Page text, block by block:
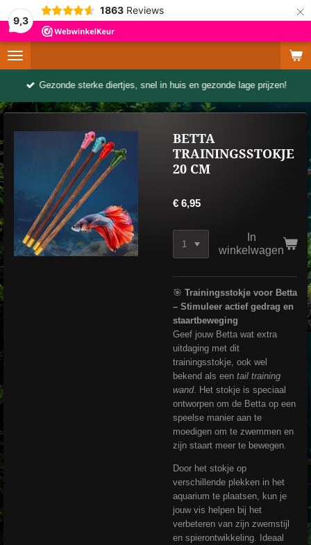
9,3
1863 Reviews ×
Gezonde sterke diertjes, snel in huis en gezonde lage prijzen!
BETTA
TRAININGSSTOKJE
20 CM
€ 6,95
In
winkelwagen
🎯 Trainingsstokje voor Betta
– Stimuleer actief gedrag en
staartbeweging
Geef jouw Betta wat extra
uitdaging met dit
trainingsstokje, ook wel
bekend als een tail training
wand. Het stokje is speciaal
ontworpen om de Betta op een
speelse manier aan te
moedigen om te zwemmen en
zijn staart meer te bewegen.
Door het stokje op
verschillende plekken in het
aquarium te plaatsen, kun je
jouw vis helpen bij het
verbeteren van zijn zwemstijl
en spierontwikkeling. Ideaal